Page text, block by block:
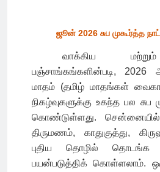
ஜூன் 2026 சுப முகூர்த்த
வாக்கிய
பஞ்சாங்கங்களின்படி,
மாதம் (தமிழ் மாதங்கள்
நிகழ்வுகளுக்கு உகந்த பல
கொண்டுள்ளது.
திருமணம், காதுகுத்து,
புதிய தொழில் தொடங்க
பயன்படுத்திக் கொள்ளலாம்.